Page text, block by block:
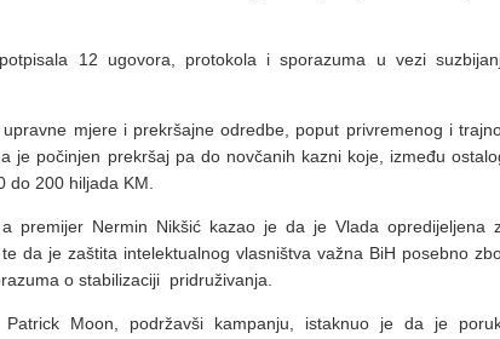
12 ugovora, protokola i sporazuma u vezi
mjere i prekršajne odredbe, poput privremenog i
je počinjen prekršaj pa do novčanih kazni koje, između
do 200 hiljada KM.
premijer Nermin Nikšić kazao je da je Vlada opredijeljena
da je zaštita intelektualnog vlasništva važna BiH posebno
o stabilizaciji pridruživanja.
Moon, podržavši kampanju, istaknuo je da je